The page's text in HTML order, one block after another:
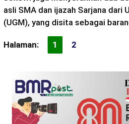
asli SMA dan ijazah Sarjana dari
(UGM), yang disita sebagai
Halaman: 1 2